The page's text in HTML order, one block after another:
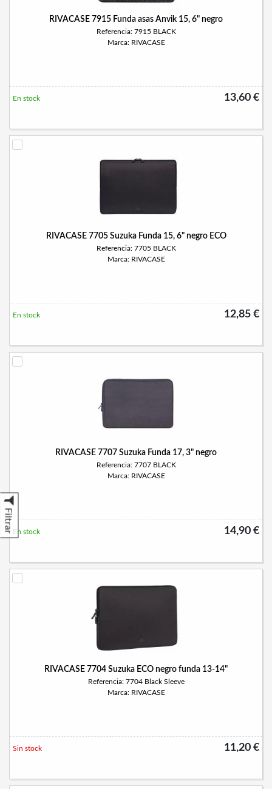
Filtrar
RIVACASE 7915 Funda asas Anvik 15, 6" negro
Referencia: 7915 BLACK
Marca: RIVACASE
13,60 €
En stock
RIVACASE 7705 Suzuka Funda 15, 6" negro ECO
Referencia: 7705 BLACK
Marca: RIVACASE
12,85 €
En stock
RIVACASE 7707 Suzuka Funda 17, 3" negro
Referencia: 7707 BLACK
Marca: RIVACASE
14,90 €
En stock
RIVACASE 7704 Suzuka ECO negro funda 13-14"
Referencia: 7704 Black Sleeve
Marca: RIVACASE
11,20 €
Sin stock